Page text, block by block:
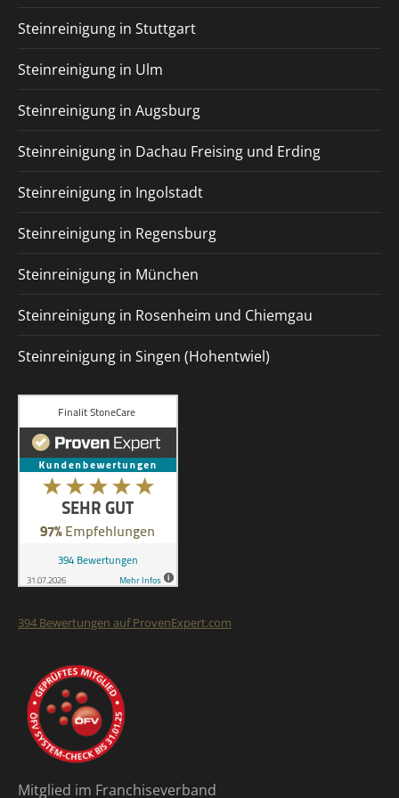
Steinreinigung in Stuttgart
Steinreinigung in Ulm
Steinreinigung in Augsburg
Steinreinigung in Dachau Freising und Erding
Steinreinigung in Ingolstadt
Steinreinigung in Regensburg
Steinreinigung in München
Steinreinigung in Rosenheim und Chiemgau
Steinreinigung in Singen (Hohentwiel)
394 Bewertungen auf ProvenExpert.com
Mitglied im Franchiseverband